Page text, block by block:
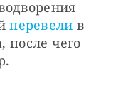
перевели в
после чего